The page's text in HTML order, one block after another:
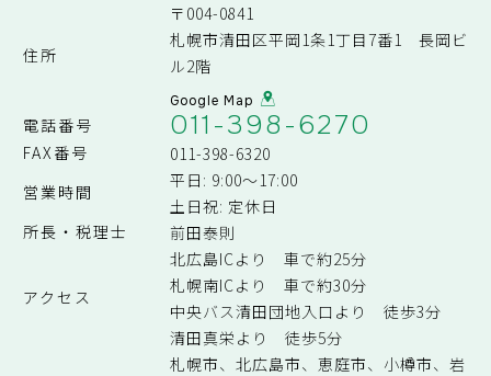
住所
〒004-0841
札幌市清田区平岡1条1丁目7番1 長岡ビ
ル2階
Google Map
電話番号 011-398-6270
FAX番号
011-398-6320
営業時間
平日: 9:00～17:00
土日祝: 定休日
所長・税理士
前田泰則
アクセス
北広島ICより 車で約25分
札幌南ICより 車で約30分
中央バス清田団地入口より 徒歩3分
清田真栄より 徒歩5分
札幌市、北広島市、恵庭市、小樽市、岩